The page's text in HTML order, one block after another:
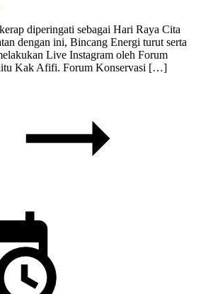
diperingati sebagai Hari Raya Cita
dengan ini, Bincang Energi turut serta
Live Instagram oleh Forum
Kak Afifi. Forum Konservasi […]